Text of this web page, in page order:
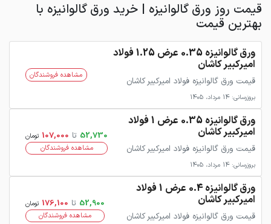
قیمت روز ورق گالوانیزه | خرید ورق گالوانیزه با
بهترین قیمت
ورق گالوانیزه 0.35 عرض 1.25 فولاد
امیرکبیر کاشان
قیمت ورق گالوانیزه فولاد امیرکبیر کاشان
بروزرسانی: 14 مرداد، 1405
مشاهده فروشندگان
ورق گالوانیزه 0.35 عرض 1 فولاد
امیرکبیر کاشان
قیمت ورق گالوانیزه فولاد امیرکبیر کاشان
بروزرسانی: 14 مرداد، 1405
52,730 تا 107,000 تومان
مشاهده فروشندگان
ورق گالوانیزه 0.4 عرض 1 فولاد
امیرکبیر کاشان
قیمت ورق گالوانیزه فولاد امیرکبیر کاشان
52,900 تا 176,100 تومان
مشاهده فروشندگان